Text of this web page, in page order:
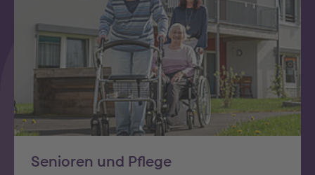
Senioren und Pflege